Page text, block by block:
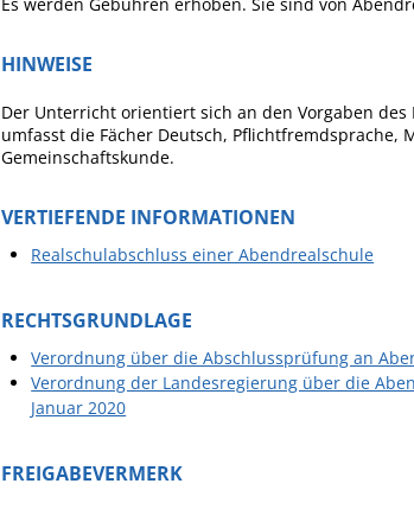
HINWEISE
Der Unterricht orientiert sich an den Vorgaben
umfasst die Fächer Deutsch, Pflichtfremdsprache,
Gemeinschaftskunde.
VERTIEFENDE INFORMATIONEN
Realschulabschluss einer Abendrealschule
RECHTSGRUNDLAGE
Verordnung über die Abschlussprüfung an
Verordnung der Landesregierung über die
Januar 2020
FREIGABEVERMERK